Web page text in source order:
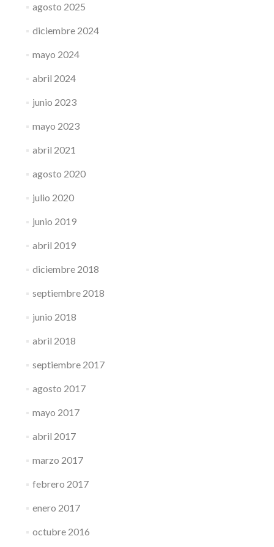
agosto 2025
diciembre 2024
mayo 2024
abril 2024
junio 2023
mayo 2023
abril 2021
agosto 2020
julio 2020
junio 2019
abril 2019
diciembre 2018
septiembre 2018
junio 2018
abril 2018
septiembre 2017
agosto 2017
mayo 2017
abril 2017
marzo 2017
febrero 2017
enero 2017
octubre 2016